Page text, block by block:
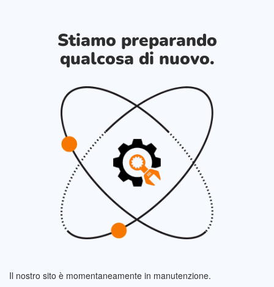
Stiamo preparando
qualcosa di nuovo.
Il nostro sito è momentaneamente in manutenzione.